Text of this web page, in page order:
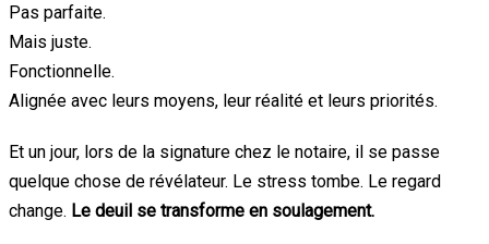
Pas parfaite.
Mais juste.
Fonctionnelle.
Alignée avec leurs moyens, leur réalité et leurs priorités.
Et un jour, lors de la signature chez le notaire, il se passe
quelque chose de révélateur. Le stress tombe. Le regard
change. Le deuil se transforme en soulagement.